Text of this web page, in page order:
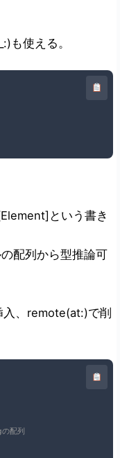
も使える。
という書き
配列から型推論可
、remote(at:)で削
配列